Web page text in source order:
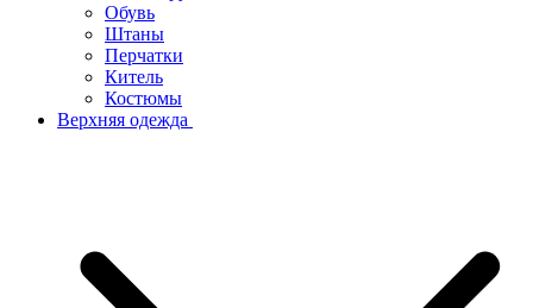
Обувь
Штаны
Перчатки
Китель
Костюмы
Верхняя одежда